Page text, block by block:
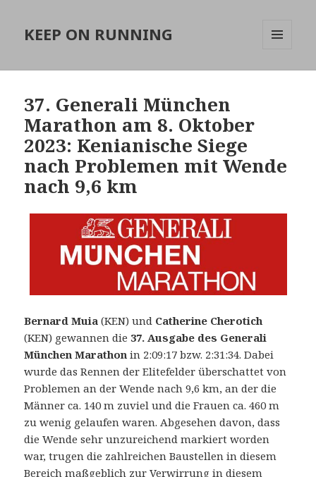
KEEP ON RUNNING
37. Generali München
Marathon am 8. Oktober
2023: Kenianische Siege
nach Problemen mit Wende
nach 9,6 km
Bernard Muia (KEN) und Catherine Cherotich
(KEN) gewannen die 37. Ausgabe des Generali
München Marathon in 2:09:17 bzw. 2:31:34. Dabei
wurde das Rennen der Elitefelder überschattet von
Problemen an der Wende nach 9,6 km, an der die
Männer ca. 140 m zuviel und die Frauen ca. 460 m
zu wenig gelaufen waren. Abgesehen davon, dass
die Wende sehr unzureichend markiert worden
war, trugen die zahlreichen Baustellen in diesem
Bereich maßgeblich zur Verwirrung in diesem